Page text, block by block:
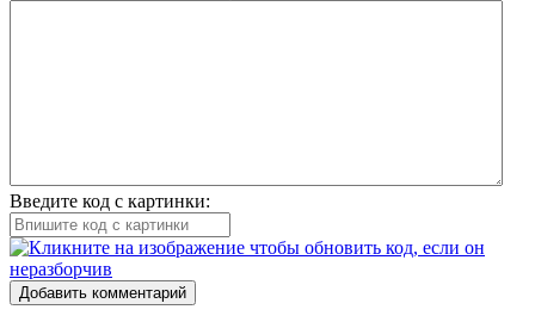
Введите код с картинки:
Добавить комментарий